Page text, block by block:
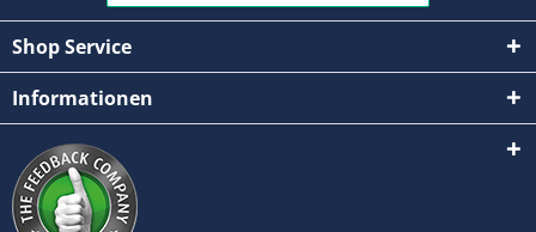
Shop Service
Informationen